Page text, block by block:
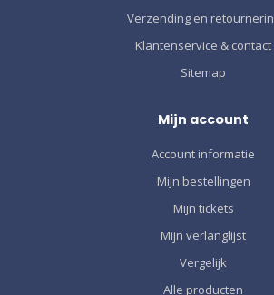
Verzending en
Klantenservice & contact
Sitemap
Mijn account
Account informatie
Mijn bestellingen
Mijn tickets
Mijn verlanglijst
Vergelijk
Alle producten